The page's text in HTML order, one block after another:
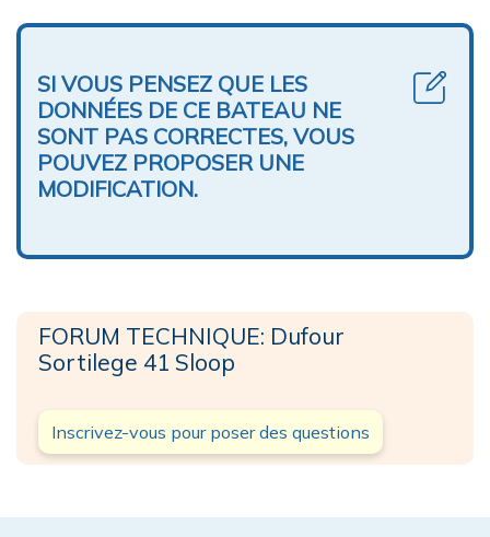
SI VOUS PENSEZ QUE LES
DONNÉES DE CE BATEAU NE
SONT PAS CORRECTES, VOUS
POUVEZ PROPOSER UNE
MODIFICATION.
FORUM TECHNIQUE: Dufour
Sortilege 41 Sloop
Inscrivez-vous pour poser des questions